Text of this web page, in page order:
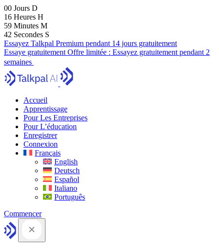
00 Jours D
16 Heures H
59 Minutes M
41 Secondes S
Essayez Talkpal Premium pendant 14 jours gratuitement
Essaye gratuitement Offre limitée : Essayez gratuitement pendant 2
semaines
Accueil
Apprentissage
Pour Les Entreprises
Pour L’éducation
Enregistrer
Connexion
Français
English
Deutsch
Español
Italiano
Português
Commencer